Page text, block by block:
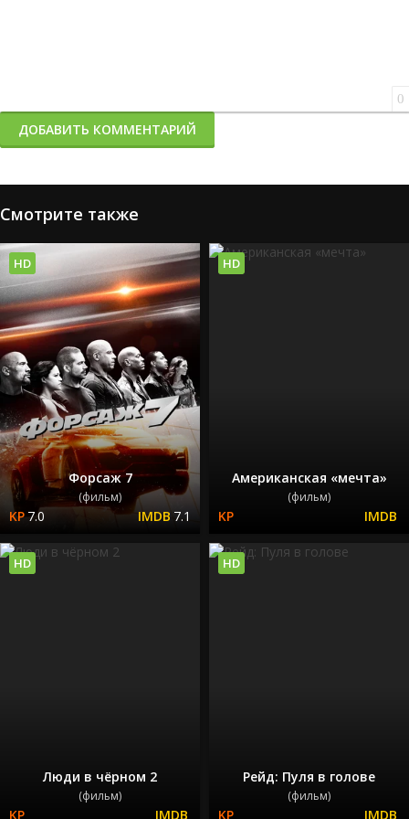
0
ДОБАВИТЬ КОММЕНТАРИЙ
Смотрите также
Форсаж 7
(фильм)
7.0 7.1
HD
Американская «мечта»
(фильм)
HD
Люди в чёрном 2
(фильм)
HD
Рейд: Пуля в голове
(фильм)
HD